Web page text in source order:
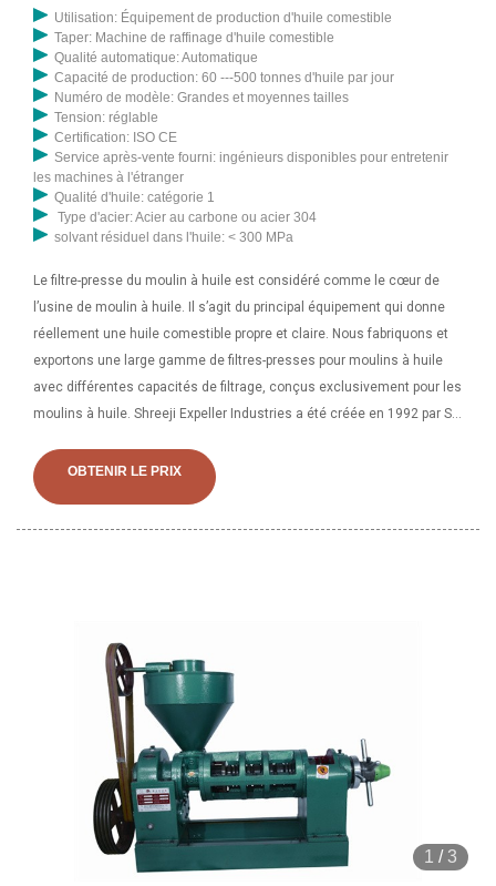
Utilisation: Équipement de production d'huile comestible
Taper: Machine de raffinage d'huile comestible
Qualité automatique: Automatique
Capacité de production: 60 ---500 tonnes d'huile par jour
Numéro de modèle: Grandes et moyennes tailles
Tension: réglable
Certification: ISO CE
Service après-vente fourni: ingénieurs disponibles pour entretenir
les machines à l'étranger
Qualité d'huile: catégorie 1
Type d'acier: Acier au carbone ou acier 304
solvant résiduel dans l'huile: < 300 MPa
Le filtre-presse du moulin à huile est considéré comme le cœur de
l’usine de moulin à huile. Il s’agit du principal équipement qui donne
réellement une huile comestible propre et claire. Nous fabriquons et
exportons une large gamme de filtres-presses pour moulins à huile
avec différentes capacités de filtrage, conçus exclusivement pour les
moulins à huile. Shreeji Expeller Industries a été créée en 1992 par Sh.
internationale de tous types de machines et de composants
d'extraction de pétrole nécessaires aux usines d'extraction de
OBTENIR LE PRIX
1 /3